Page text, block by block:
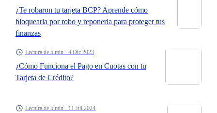
¿Te robaron tu tarjeta BCP? Aprende cómo
bloquearla por robo y reponerla para proteger tus
finanzas
¿Cómo Funciona el Pago en Cuotas con tu
Tarjeta de Crédito?
Lectura de 5 min · 4 Dic 2023
Lectura de 5 min · 11 Jul 2024